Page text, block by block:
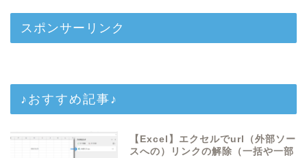
スポンサーリンク
♪おすすめ記事♪
【Excel】エクセルでurl（外部ソー
スへの）リンクの解除（一括や一部